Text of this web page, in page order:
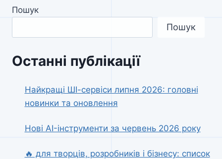
Пошук
Пошук
Останні публікації
Найкращі ШІ-сервіси липня 2026: головні
новинки та оновлення
Нові AI-інструменти за червень 2026 року
🔥 для творців, розробників і бізнесу: список